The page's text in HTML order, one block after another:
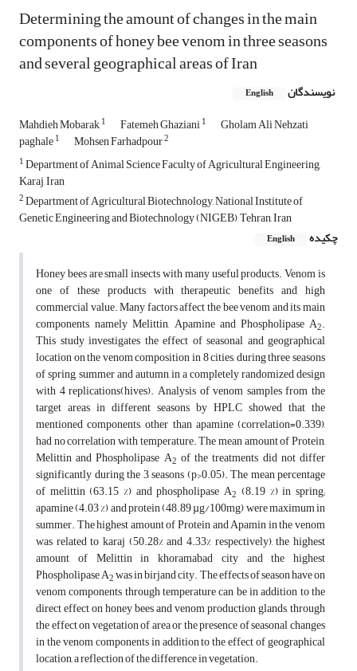
Determining the amount of changes in the main
components of honey ‎bee venom in three seasons
and several geographical areas of Iran
نویسندگان English
Mahdieh Mobarak1 Fatemeh Ghaziani1 Gholam Ali Nehzati
paghale1 Mohsen Farhadpour2
1Department of Animal Science Faculty of Agricultural Engineering,
Karaj, Iran
2Department of Agricultural Biotechnology, National Institute of
Genetic Engineering and Biotechnology ‎‎(NIGEB), Tehran, Iran‎
چکیده
English
Honey bees are small insects with many useful products. Venom is
one of these products with therapeutic benefits and high
commercial value. Many factors affect the bee venom and its main
components, namely Melittin, Apamine and Phospholipase A2.
This study investigates the effect of seasonal and geographical
location on the venom composition in 8 cities, during three seasons
of spring, summer and autumn, in a completely randomized design
with 4 replications(hives). Analysis of venom samples from the
target areas in different seasons by HPLC showed that the
mentioned components, other than apamine (correlation=0.339),
had no correlation with temperature. The mean amount of Protein,
Melittin and Phospholipase A2 of the treatments did not differ
significantly during the 3 seasons (p>0.05). The mean percentage
of melittin (63.15 %) and phospholipase A2 (8.19 %) in spring;
apamine (4.03 %) and protein (48.89 µg/100mg) were maximum in
summer. The highest amount of Protein and Apamin in the venom
was related to karaj (50.28% and 4.33% respectively), the highest
amount of Melittin in khoramabad city and the highest
Phospholipase A2was in birjand city. The effects of season have on
venom components through temperature can be in addition to the
direct effect on honey bees and venom production glands, through
the effect on vegetation of area or the presence of seasonal changes
in the venom components in addition to the effect of geographical
location, a reflection of the difference in vegetation.